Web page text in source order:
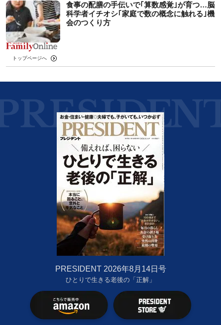
食事の配膳の手伝いで｢算数感覚｣が育つ…脳
科学者イチオシ｢家庭で数の概念に触れる｣機
会のつくり方
トップページへ
PRESIDENT 2026年8月14日号
ひとりで生きる老後の「正解」